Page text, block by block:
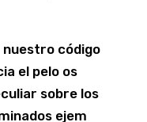
nuestro código
el pelo os
sobre los
ejem